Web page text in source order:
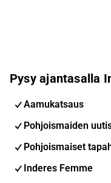
Pysy ajantasalla
Aamukatsaus
Pohjoismaiden
Pohjoismaiset
Inderes Femme